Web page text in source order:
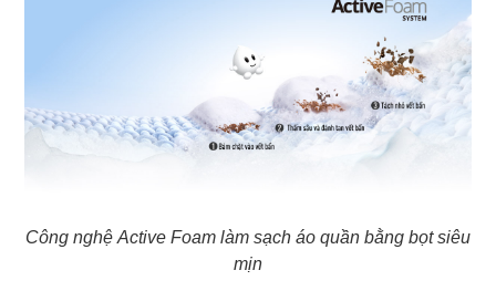
Công nghệ Active Foam làm sạch áo quần bằng bọt siêu
mịn